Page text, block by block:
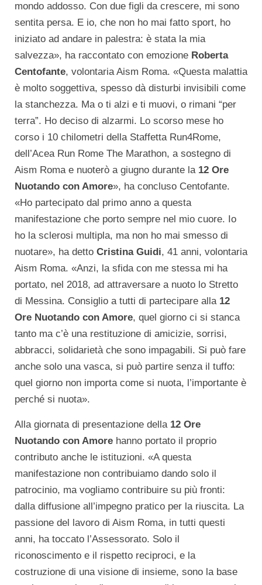
mondo addosso. Con due figli da crescere, mi sono
sentita persa. E io, che non ho mai fatto sport, ho
iniziato ad andare in palestra: è stata la mia
salvezza», ha raccontato con emozione Roberta
Centofante, volontaria Aism Roma. «Questa malattia
è molto soggettiva, spesso dà disturbi invisibili come
la stanchezza. Ma o ti alzi e ti muovi, o rimani “per
terra”. Ho deciso di alzarmi. Lo scorso mese ho
corso i 10 chilometri della Staffetta Run4Rome,
dell’Acea Run Rome The Marathon, a sostegno di
Aism Roma e nuoterò a giugno durante la 12 Ore
Nuotando con Amore», ha concluso Centofante.
«Ho partecipato dal primo anno a questa
manifestazione che porto sempre nel mio cuore. Io
ho la sclerosi multipla, ma non ho mai smesso di
nuotare», ha detto Cristina Guidi, 41 anni, volontaria
Aism Roma. «Anzi, la sfida con me stessa mi ha
portato, nel 2018, ad attraversare a nuoto lo Stretto
di Messina. Consiglio a tutti di partecipare alla 12
Ore Nuotando con Amore, quel giorno ci si stanca
tanto ma c’è una restituzione di amicizie, sorrisi,
abbracci, solidarietà che sono impagabili. Si può fare
anche solo una vasca, si può partire senza il tuffo:
quel giorno non importa come si nuota, l’importante è
perché si nuota».
Alla giornata di presentazione della 12 Ore
Nuotando con Amore hanno portato il proprio
contributo anche le istituzioni. «A questa
manifestazione non contribuiamo dando solo il
patrocinio, ma vogliamo contribuire su più fronti:
dalla diffusione all’impegno pratico per la riuscita. La
passione del lavoro di Aism Roma, in tutti questi
anni, ha toccato l’Assessorato. Solo il
riconoscimento e il rispetto reciproci, e la
costruzione di una visione di insieme, sono la base